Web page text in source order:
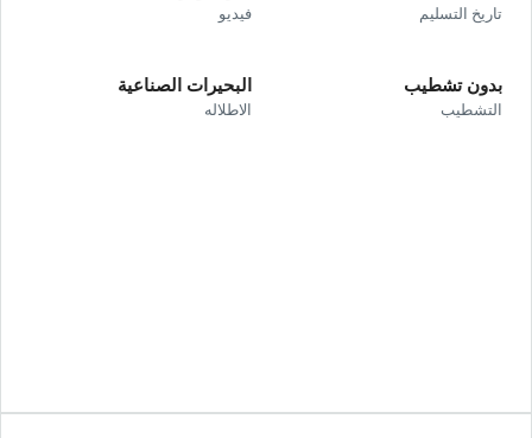
تاريخ التسليم فيديو
بدون تشطيب
التشطيب
البحيرات الصناعية
الاطلاله